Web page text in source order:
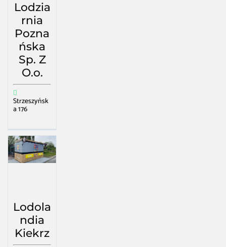
Lodzia
rnia
Pozna
ńska
Sp. Z
O.o.
Strzeszyńsk
a 176
Lodola
ndia
Kiekrz